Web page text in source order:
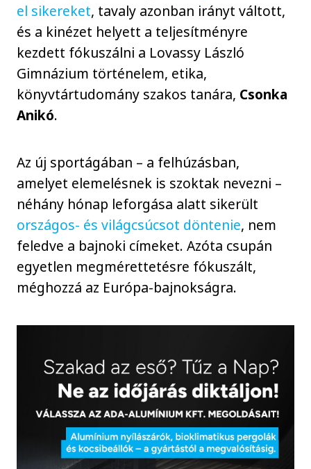
el sikereket, tavaly azonban irányt váltott,
és a kinézet helyett a teljesítményre
kezdett fókuszálni a Lovassy László
Gimnázium történelem, etika,
könyvtártudomány szakos tanára, Csonka
Anikó.
Az új sportágában – a felhúzásban,
amelyet elemelésnek is szoktak nevezni –
néhány hónap leforgása alatt sikerült
országos- és világcsúcsot döntenie, nem
feledve a bajnoki címeket. Azóta csupán
egyetlen megmérettetésre fókuszált,
méghozzá az Európa-bajnokságra.